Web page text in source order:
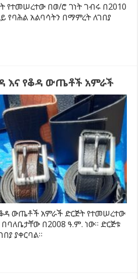
የተመሠረተው በወ/ሮ ገነት ገብሩ በ2010
የባሕል አልባሳትን በማምረት ለገበያ
እና የቆዳ ውጤቶች አምራች
ውጤቶች አምራች ድርጅት የተመሠረተው
በ2008 ዓ.ም. ነው። ድርጅቱ
ያቀርባል።